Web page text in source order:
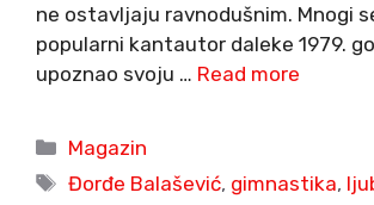
ne ostavljaju ravnodušnim. Mnogi
popularni kantautor daleke 1979.
upoznao svoju … Read more
Categories
Magazin
Tags
Đorđe Balašević, gimnastika,